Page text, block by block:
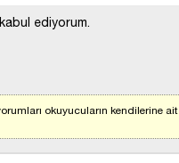
ediyorum.
okuyucuların kendilerine